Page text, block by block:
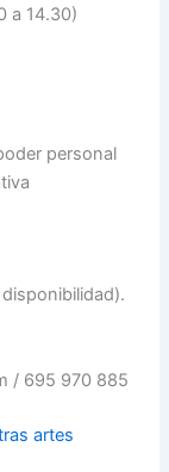
a 14.30)
personal
/ 695 970 885
artes